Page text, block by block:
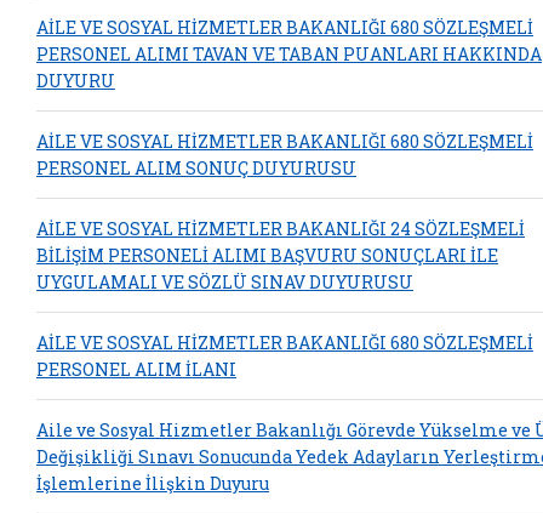
AİLE VE SOSYAL HİZMETLER BAKANLIĞI 680 SÖZLEŞMELİ
PERSONEL ALIMI TAVAN VE TABAN PUANLARI HAKKINDA
DUYURU
AİLE VE SOSYAL HİZMETLER BAKANLIĞI 680 SÖZLEŞMELİ
PERSONEL ALIM SONUÇ DUYURUSU
AİLE VE SOSYAL HİZMETLER BAKANLIĞI 24 SÖZLEŞMELİ
BİLİŞİM PERSONELİ ALIMI BAŞVURU SONUÇLARI İLE
UYGULAMALI VE SÖZLÜ SINAV DUYURUSU
AİLE VE SOSYAL HİZMETLER BAKANLIĞI 680 SÖZLEŞMELİ
PERSONEL ALIM İLANI
Aile ve Sosyal Hizmetler Bakanlığı Görevde Yükselme ve
Değişikliği Sınavı Sonucunda Yedek Adayların
İşlemlerine İlişkin Duyuru